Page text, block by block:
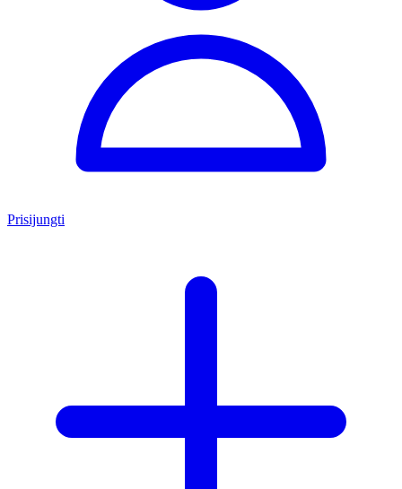
Prisijungti